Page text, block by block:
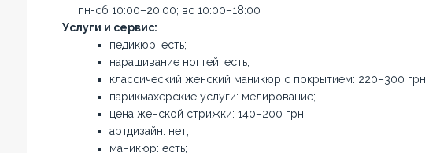
пн-сб 10:00–20:00; вс 10:00–18:00
Услуги и сервис:
педикюр: есть;
наращивание ногтей: есть;
классический женский маникюр с покрытием: 220–300 грн;
парикмахерские услуги: мелирование;
цена женской стрижки: 140–200 грн;
артдизайн: нет;
маникюр: есть;